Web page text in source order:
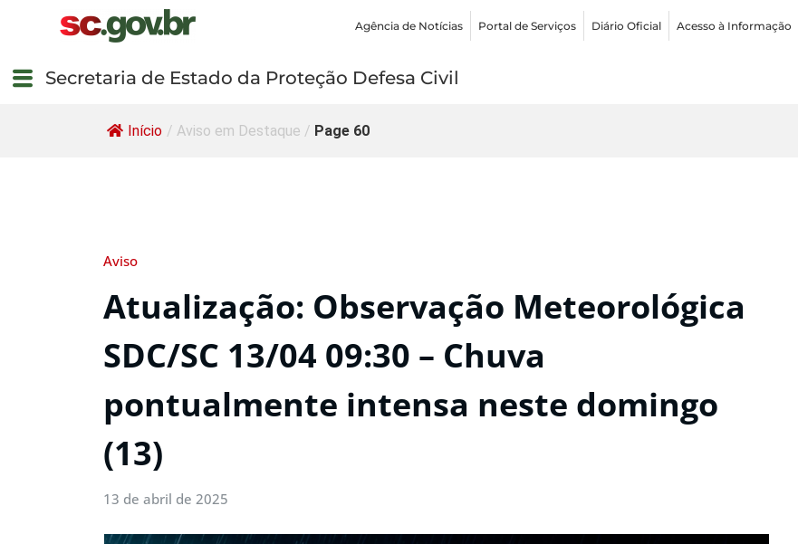
Agência de Notícias Portal de Serviços Diário Oficial Acesso à Informação
Secretaria de Estado da Proteção Defesa Civil
Início / Aviso em Destaque / Page 60
Aviso
Atualização: Observação Meteorológica
SDC/SC 13/04 09:30 – Chuva
pontualmente intensa neste domingo
(13)
13 de abril de 2025